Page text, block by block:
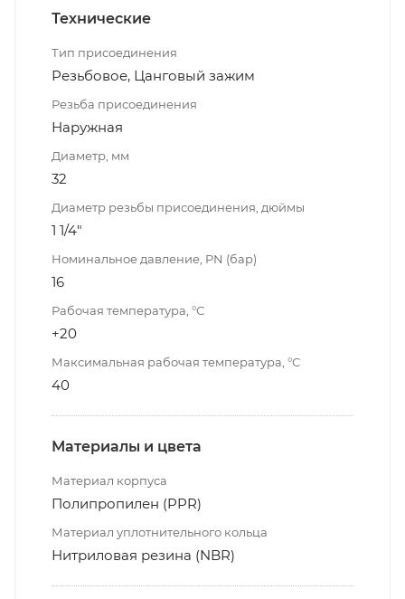
Технические
Тип присоединения
Резьбовое, Цанговый зажим
Резьба присоединения
Наружная
Диаметр, мм
32
Диаметр резьбы присоединения, дюймы
1 1/4"
Номинальное давление, PN (бар)
16
Рабочая температура, °С
+20
Максимальная рабочая температура, °С
40
Материалы и цвета
Материал корпуса
Полипропилен (PPR)
Материал уплотнительного кольца
Нитриловая резина (NBR)